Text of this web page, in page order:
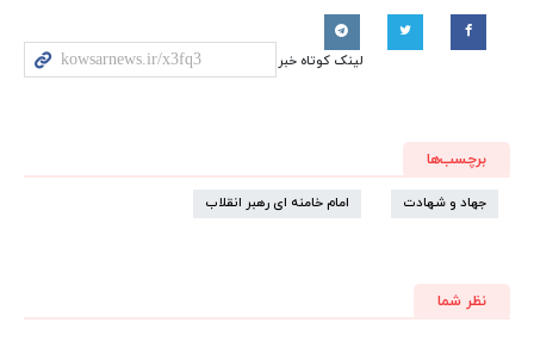
لینک کوتاه خبر
برچسب‌ها
جهاد و شهادت امام خامنه ای رهبر انقلاب
نظر شما